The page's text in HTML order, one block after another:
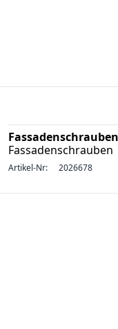
Fassadenschrauben
Artikel-Nr: 2026678